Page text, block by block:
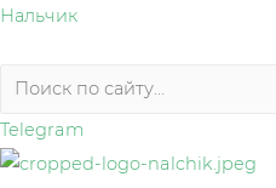
Перейти
содержимому
Нальчик
Telegram